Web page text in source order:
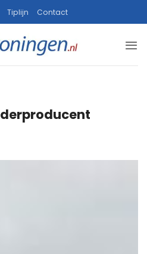
Tiplijn Contact